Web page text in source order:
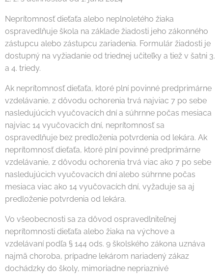
Neprítomnosť dieťaťa alebo neplnoletého žiaka
ospravedlňuje škola na základe žiadosti jeho zákonného
zástupcu alebo zástupcu zariadenia. Formulár žiadosti je
dostupný na vyžiadanie od triednej učiteľky a tiež v šatni 3.
a 4. triedy.
Ak neprítomnosť dieťaťa, ktoré plní povinné predprimárne
vzdelávanie, z dôvodu ochorenia trvá najviac 7 po sebe
nasledujúcich vyučovacích dní a súhrnne počas mesiaca
najviac 14 vyučovacích dní, neprítomnosť sa
ospravedlňuje bez predloženia potvrdenia od lekára. Ak
neprítomnosť dieťaťa, ktoré plní povinné predprimárne
vzdelávanie, z dôvodu ochorenia trvá viac ako 7 po sebe
nasledujúcich vyučovacích dní alebo súhrnne počas
mesiaca viac ako 14 vyučovacích dní, vyžaduje sa aj
predloženie potvrdenia od lekára.
Vo všeobecnosti sa za dôvod ospravedlniteľnej
neprítomnosti dieťaťa alebo žiaka na výchove a
vzdelávaní podľa § 144 ods. 9 školského zákona uznáva
najmä choroba, prípadne lekárom nariadený zákaz
dochádzky do školy, mimoriadne nepriaznivé